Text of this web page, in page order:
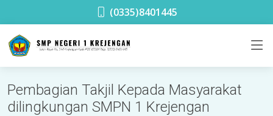
(0335)8401445
Pembagian Takjil Kepada Masyarakat
dilingkungan SMPN 1 Krejengan